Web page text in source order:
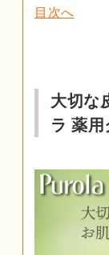
目次へ
大切な
ラ 薬用